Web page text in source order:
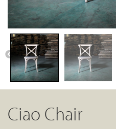
Ciao Chair